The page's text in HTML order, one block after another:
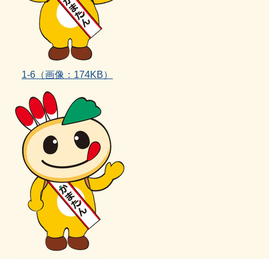
1‐6（画像：174KB）